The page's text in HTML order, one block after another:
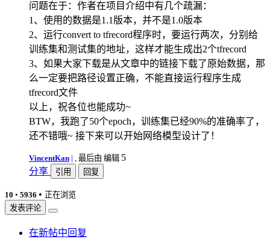
问题在于：作者在项目介绍中有几个疏漏：
1、使用的数据是1.1版本，并不是1.0版本
2、运行convert to tfrecord程序时，要运行两次，分别给
训练集和测试集的地址，这样才能生成出2个tfrecord
3、如果大家下载是从文章中的链接下载了原始数据，那
么一定要把路径设置正确，不能直接运行程序生成
tfrecord文件
以上，祝各位也能成功~
BTW，我跑了50个epoch，训练集已经90%的准确率了，
还不错哦~ 接下来可以开始网络模型设计了！
VincentKan | , 最后由 编辑 5
分享
引用 回复
10 • 5936 • 正在浏览
发表评论
在新帖中回复